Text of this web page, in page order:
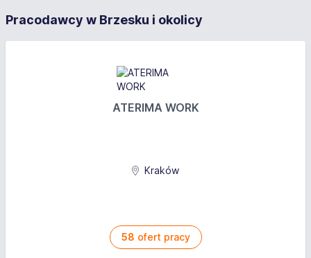
Pracodawcy w Brzesku i okolicy
ATERIMA WORK
Kraków
58 ofert pracy